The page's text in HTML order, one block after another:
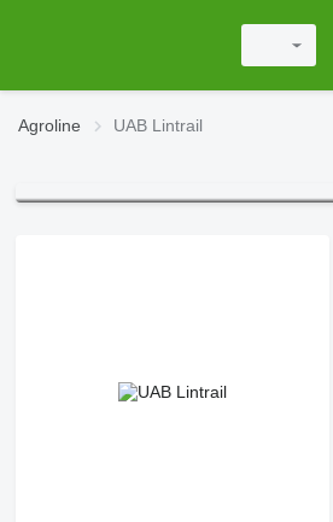
Agroline UAB Lintrail